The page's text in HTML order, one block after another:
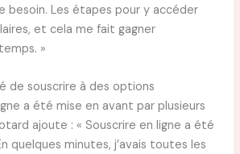
besoin. Les étapes pour y accéder
et cela me fait gagner
»
de souscrire à des options
a été mise en avant par plusieurs
ajoute : « Souscrire en ligne a été
quelques minutes, j’avais toutes les